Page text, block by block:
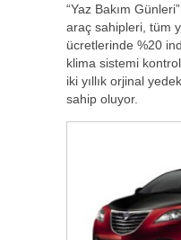
“Yaz Bakım
araç sahipleri, tüm
ücretlerinde %20
klima sistemi
iki yıllık orjinal
sahip oluyor.